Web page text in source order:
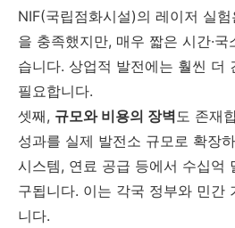
NIF(국립점화시설)의 레이저 실
을 충족했지만, 매우 짧은 시간·
습니다. 상업적 발전에는 훨씬 더
필요합니다.
셋째, 규모와 비용의 장벽 도 존재
성과를 실제 발전소 규모로 확장
시스템, 연료 공급 등에서 수십억
구됩니다. 이는 각국 정부와 민간
니다.